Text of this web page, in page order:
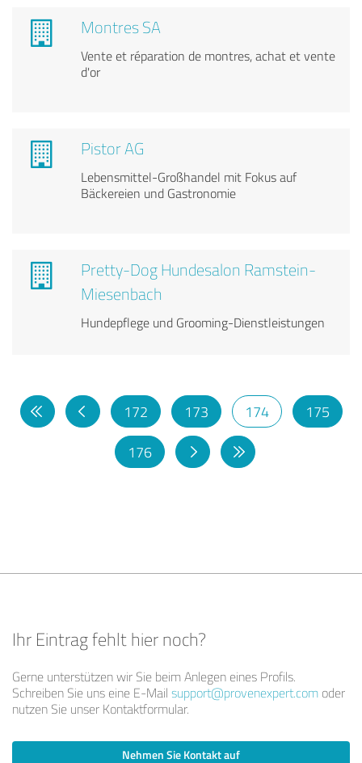
Montres SA
Vente et réparation de montres, achat et vente
d'or
Pistor AG
Lebensmittel-Großhandel mit Fokus auf
Bäckereien und Gastronomie
Pretty-Dog Hundesalon Ramstein-
Miesenbach
Hundepflege und Grooming-Dienstleistungen
172 173 174 175
176
Ihr Eintrag fehlt hier noch?
Gerne unterstützen wir Sie beim Anlegen eines Profils.
Schreiben Sie uns eine E-Mail support@provenexpert.com oder
nutzen Sie unser Kontaktformular.
Nehmen Sie Kontakt auf